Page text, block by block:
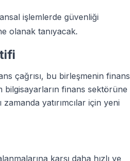
işlemlerde güvenliği
olanak tanıyacak.
çağrısı, bu birleşmenin finans
bilgisayarların finans sektörüne
yatırımcılar için yeni
karşı daha hızlı ve